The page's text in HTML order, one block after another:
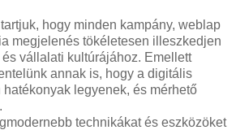
hogy minden kampány, weblap
megjelenés tökéletesen illeszkedjen
vállalati kultúrájához. Emellett
annak is, hogy a digitális
legyenek, és mérhető
technikákat és eszközöket